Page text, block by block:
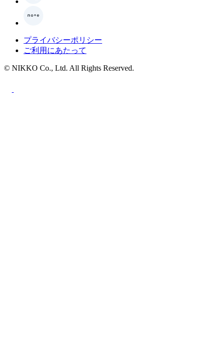
プライバシーポリシー
ご利用にあたって
© NIKKO Co., Ltd. All Rights Reserved.